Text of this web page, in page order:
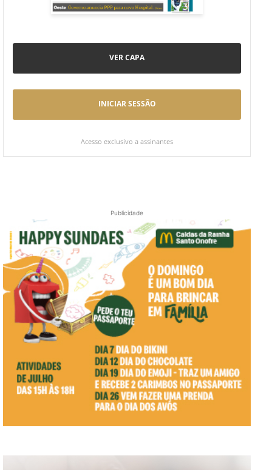
VER CAPA
INICIAR SESSÃO
Acesso exclusivo a assinantes
Publicidade